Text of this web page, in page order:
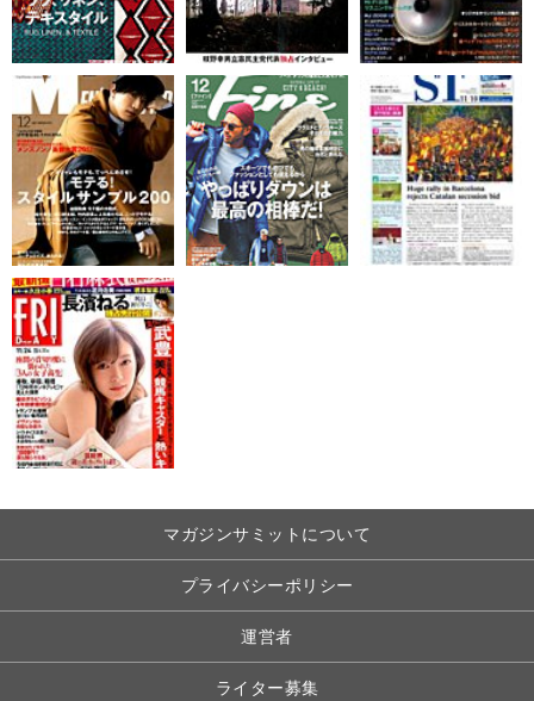
マガジンサミットについて
プライバシーポリシー
運営者
ライター募集